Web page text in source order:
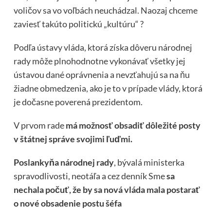
voličov sa vo voľbách neuchádzal. Naozaj chceme
zaviesť takúto politickú „kultúru“ ?
Podľa ústavy vláda, ktorá získa dôveru národnej
rady môže plnohodnotne vykonávať všetky jej
ústavou dané oprávnenia a nevzťahujú sa na ňu
žiadne obmedzenia, ako je to v prípade vlády, ktorá
je dočasne poverená prezidentom.
V prvom rademá možnosť obsadiť dôležité posty
v štátnej správe svojimi ľuďmi.
Poslankyňa národnej rady, bývalá ministerka
spravodlivosti, neotáľa a cez denník Smesa
nechala počuť, že by sa nová vláda mala postarať
o nové obsadenie postu šéfa